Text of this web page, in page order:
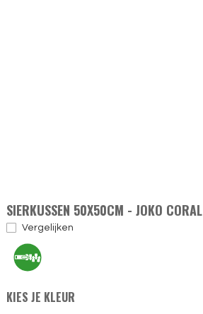
SIERKUSSEN 50X50CM - JOKO CORAL
Vergelijken
KIES JE KLEUR